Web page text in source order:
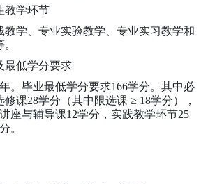
教学环节
教学、专业实验教学、专业实习教学和
最低学分要求
。毕业最低学分要求166学分。其中必
修课28学分（其中限选课≥ 18学分），
座与辅导课12学分，实践教学环节25
。